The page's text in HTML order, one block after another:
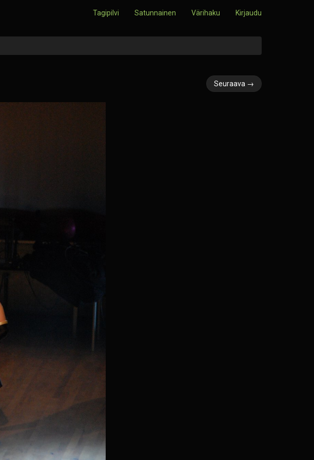
Tagipilvi Satunnainen Värihaku Kirjaudu
Seuraava →